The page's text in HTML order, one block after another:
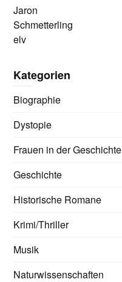
Jaron
Schmetterling
elv
Kategorien
Biographie
Dystopie
Frauen in der Geschichte
Geschichte
Historische Romane
Krimi/Thriller
Musik
Naturwissenschaften